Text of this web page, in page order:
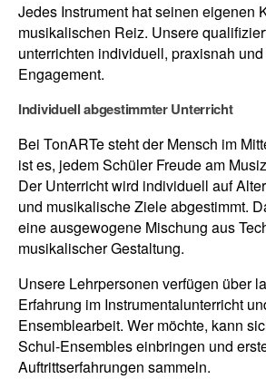
Jedes Instrument hat seinen eigenen
musikalischen Reiz. Unsere
unterrichten individuell, praxisnah
Engagement.
Individuell abgestimmter Unterricht
Bei TonARTe steht der Mensch im
ist es, jedem Schüler Freude am
Der Unterricht wird individuell auf
und musikalische Ziele abgestimmt.
eine ausgewogene Mischung aus
musikalischer Gestaltung.
Unsere Lehrpersonen verfügen über
Erfahrung im Instrumentalunterricht
Ensemblearbeit. Wer möchte, kann
Schul-Ensembles einbringen und
Auftrittserfahrungen sammeln.